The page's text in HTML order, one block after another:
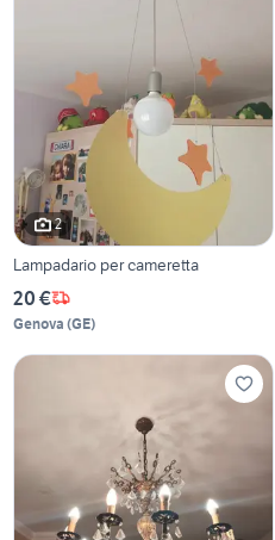
2
Lampadario per cameretta
20 €
Genova (GE)